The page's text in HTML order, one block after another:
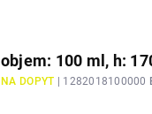
objem: 100 ml, h:
NA DOPYT | 1282018100000